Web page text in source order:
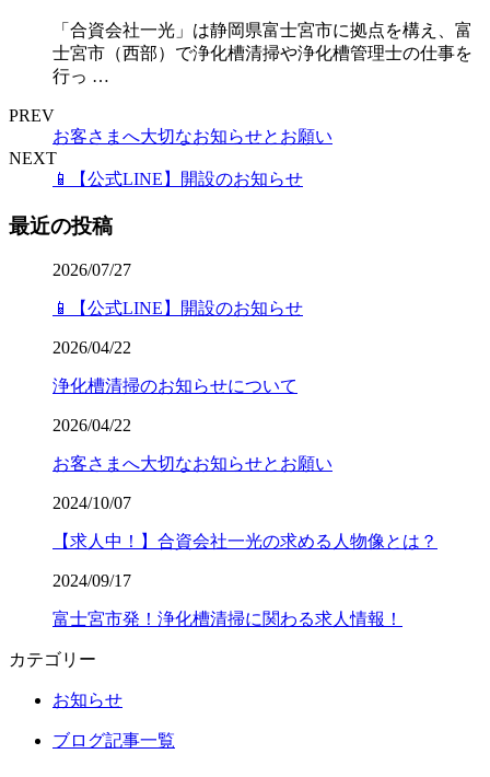
「合資会社一光」は静岡県富士宮市に拠点を構え、富
士宮市（西部）で浄化槽清掃や浄化槽管理士の仕事を
行っ …
PREV
お客さまへ大切なお知らせとお願い
NEXT
📱【公式LINE】開設のお知らせ
最近の投稿
2026/07/27
📱【公式LINE】開設のお知らせ
2026/04/22
浄化槽清掃のお知らせについて
2026/04/22
お客さまへ大切なお知らせとお願い
2024/10/07
【求人中！】合資会社一光の求める人物像とは？
2024/09/17
富士宮市発！浄化槽清掃に関わる求人情報！
カテゴリー
お知らせ
ブログ記事一覧